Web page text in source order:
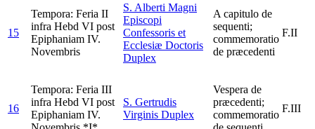
15
Tempora: Feria II
infra Hebd VI post
Epiphaniam IV.
Novembris
S. Alberti Magni
Episcopi
Confessoris et
Ecclesiæ Doctoris
Duplex
A capitulo de
sequenti;
commemoratio
de præcedenti
F.II
16
Tempora: Feria III
infra Hebd VI post
Epiphaniam IV.
S. Gertrudis
Virginis Duplex
Vespera de
præcedenti;
commemoratio
F.III